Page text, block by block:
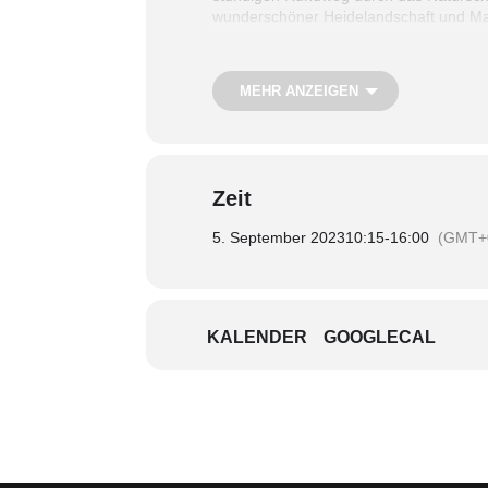
wunderschöner Heidelandschaft und
Im Café des angrenzenden
Wetter und guter Thermik vielleicht
Treffpunkt:
MEHR ANZEIGEN
Zeit
5. September 202310:15-16:00
KALENDER GOOGLECAL